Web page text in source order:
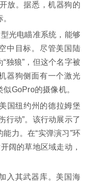
放。据悉，机器狗的
光电瞄准系统，能够
中目标。尽管美国陆
独狼”，但这个名字被
器狗侧面有一个激光
GoPro的摄像机。
国纽约州的德拉姆堡
行动”。该行动展示了
力。在“实弹演习”环
阔的草地区域走动，
入其武器库。美国海